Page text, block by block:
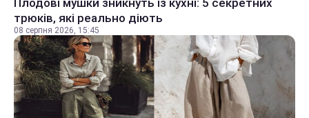
Плодові мушки зникнуть із кухні: 5 секретних
трюків, які реально діють
08 серпня 2026, 15:45